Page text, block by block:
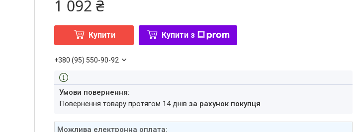
1 092 ₴
Купити Купити з
+380 (95) 550-90-92
повернення товару протягом 14 днівза рахунок покупця